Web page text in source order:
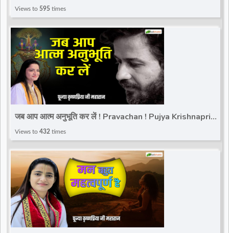
Maharaj | Total Bhakti
Views to 595 times
जब आप आत्म अनुभूति कर लें ! Pravachan ! Pujya Krishnapriya
Ji Maharaj | Total Bhakti
Views to 432 times